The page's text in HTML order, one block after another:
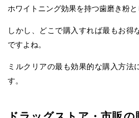
ホワイトニング効果を持つ歯磨き粉と
しかし、どこで購入すれば最もお得
ですよね。
ミルクリアの最も効果的な購入方法
す。